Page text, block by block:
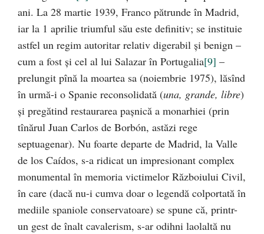
ani. La 28 martie 1939, Franco pătrunde în Madrid,
iar la 1 aprilie triumful său este definitiv; se instituie
astfel un regim autoritar relativ digerabil şi benign –
cum a fost şi cel al lui Salazar în Portugalia[9] –
prelungit pînă la moartea sa (noiembrie 1975), lăsînd
în urmă-i o Spanie reconsolidată (una, grande, libre)
şi pregătind restaurarea paşnică a monarhiei (prin
tînărul Juan Carlos de Borbón, astăzi rege
septuagenar). Nu foarte departe de Madrid, la Valle
de los Caídos, s-a ridicat un impresionant complex
monumental în memoria victimelor Războiului Civil,
în care (dacă nu-i cumva doar o legendă colportată în
mediile spaniole conservatoare) se spune că, printr-
un gest de înalt cavalerism, s-ar odihni laolaltă nu